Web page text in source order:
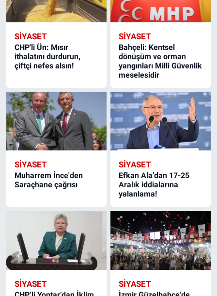
SIYASET
CHP'li Ün: Mısır
ithalatını durdurun,
çiftçi nefes alsın!
SIYASET
Bahçeli: Kentsel
dönüşüm ve orman
yangınları Milli Güvenlik
meselesidir
SIYASET
Muharrem İnce'den
Saraçhane çağrısı
SIYASET
Efkan Ala’dan 17-25
Aralık iddialarına
yalanlama!
SIYASET SIYASET